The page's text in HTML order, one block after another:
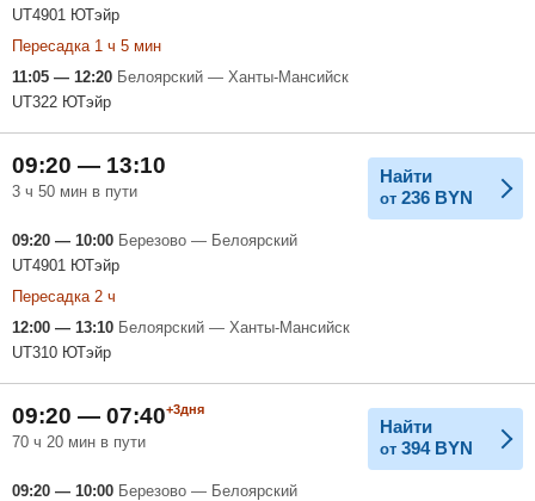
UT4901 ЮТэйр
Пересадка 1 ч 5 мин
11:05 — 12:20 Белоярский — Ханты-Мансийск
UT322 ЮТэйр
09:20 — 13:10
3 ч 50 мин в пути
Найти
от 236 BYN
09:20 — 10:00 Березово — Белоярский
UT4901 ЮТэйр
Пересадка 2 ч
12:00 — 13:10 Белоярский — Ханты-Мансийск
UT310 ЮТэйр
09:20 — 07:40+3дня
70 ч 20 мин в пути
Найти
от 394 BYN
09:20 — 10:00 Березово — Белоярский